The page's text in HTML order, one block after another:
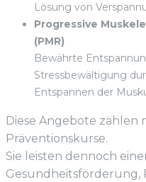
Lösung von
Progressive
(PMR)
Bewährte
Stressbewältigung
Entspannen der
Diese Angebote zählen
Präventionskurse.
Sie leisten dennoch
Gesundheitsförderung,